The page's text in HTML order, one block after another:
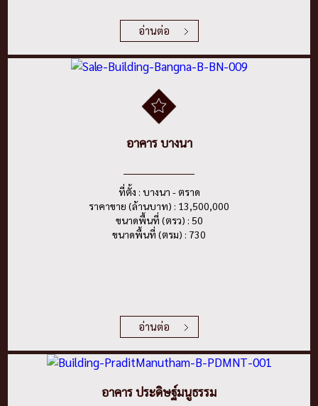
อ่านต่อ
อาคาร บางนา
ที่ตั้ง : บางนา - ตราด
ราคาขาย (ล้านบาท) : 13,500,000
ขนาดพื้นที่ (ตรว) : 50
ขนาดพื้นที่ (ตรม) : 730
อ่านต่อ
อาคาร ประดิษฐ์มนูธรรม